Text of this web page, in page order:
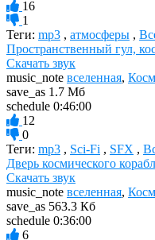
16
1
Теги: mp3 , атмосферы ,
Пространственный гул,
Скачать звук
music_note вселенная,
save_as 1.7 Мб
schedule 0:46:00
12
0
Теги: mp3 , Sci-Fi , SFX ,
Дверь космического
Скачать звук
music_note вселенная,
save_as 563.3 Кб
schedule 0:36:00
6